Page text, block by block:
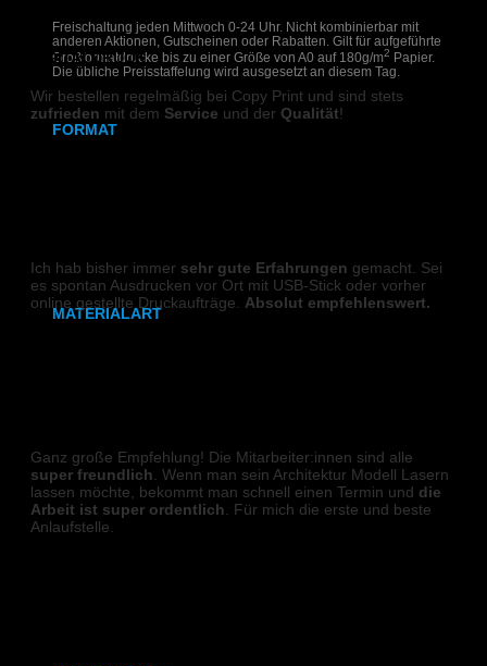
Freischaltung jeden Mittwoch 0-24 Uhr. Nicht kombinierbar mit
anderen Aktionen, Gutscheinen oder Rabatten. Gilt für aufgeführte
Großformatdrucke bis zu einer Größe von A0 auf 180g/m2 Papier.
Die übliche Preisstaffelung wird ausgesetzt an diesem Tag.
FORMAT
DIN A0
MATERIALART
180g/m² Papier matt
PVC-Plane
DIGITALDRUCK
Wir bestellen regelmäßig bei Copy Print und sind stets
zufrieden mit dem Service und der Qualität!
Ich hab bisher immer sehr gute Erfahrungen gemacht. Sei
es spontan Ausdrucken vor Ort mit USB-Stick oder vorher
online gestellte Druckaufträge. Absolut empfehlenswert.
Ganz große Empfehlung! Die Mitarbeiter:innen sind alle
super freundlich . Wenn man sein Architektur Modell Lasern
lassen möchte, bekommt man schnell einen Termin und die
Arbeit ist super ordentlich . Für mich die erste und beste
Anlaufstelle.